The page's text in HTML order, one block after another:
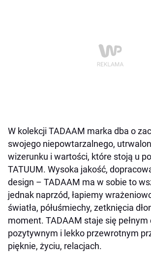
W kolekcji TADAAM marka dba o
swojego niepowtarzalnego,
wizerunku i wartości, które stoją u
TATUUM. Wysoka jakość,
design – TADAAM ma w sobie to
jednak naprzód, łapiemy
światła, półuśmiechy, zetknięcia
moment. TADAAM staje się pełnym
pozytywnym i lekko przewrotnym
pięknie, życiu, relacjach.